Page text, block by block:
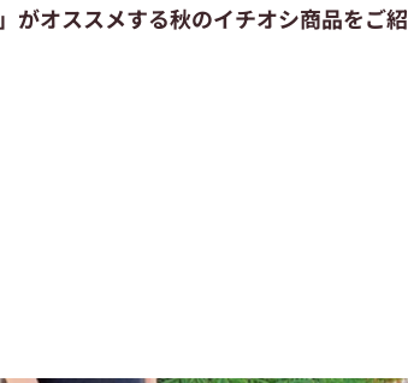
」がオススメする秋のイチオシ商品をご紹